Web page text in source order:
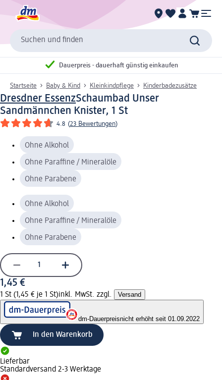
Suchen und finden
Dauerpreis - dauerhaft günstig einkaufen
Startseite Baby & Kind Kleinkindpflege Kinderbadezusätze
Dresdner EssenzSchaumbad Unser
Sandmännchen Knister, 1 St
4.8 (23 Bewertungen)
Ohne Alkohol
Ohne Paraffine / Mineralöle
Ohne Parabene
Ohne Alkohol
Ohne Paraffine / Mineralöle
Ohne Parabene
1,45 €
1 St (1,45 € je 1 St)inkl. MwSt. zzgl. Versand
dm-Dauerpreisnicht erhöht seit 01.09.2022
In den Warenkorb
Lieferbar
Standardversand 2-3 Werktage